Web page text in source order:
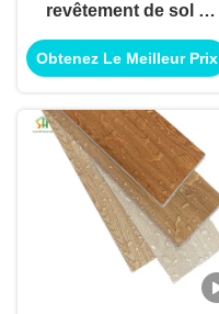
revêtement de sol à
noyau rigide SPC
Click pour décoration
extérieure
Obtenez Le Meilleur Prix